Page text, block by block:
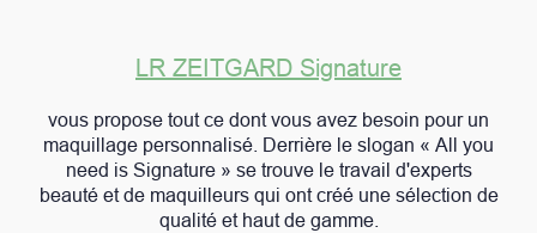
LR ZEITGARD Signature
vous propose tout ce dont vous avez besoin pour un
maquillage personnalisé. Derrière le slogan « All you
need is Signature » se trouve le travail d'experts
beauté et de maquilleurs qui ont créé une sélection de
qualité et haut de gamme.